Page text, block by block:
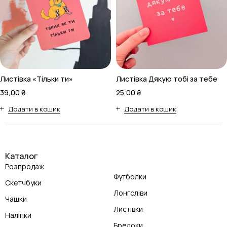
Листівка «Тільки ти»
39,00 ₴
Додати в кошик
Листівка Дякую тобі за тебе
25,00 ₴
Додати в кошик
Футболки
Лонгсліви
Листівки
Каталог
Розпродаж
Скетчбуки
Чашки
Наліпки